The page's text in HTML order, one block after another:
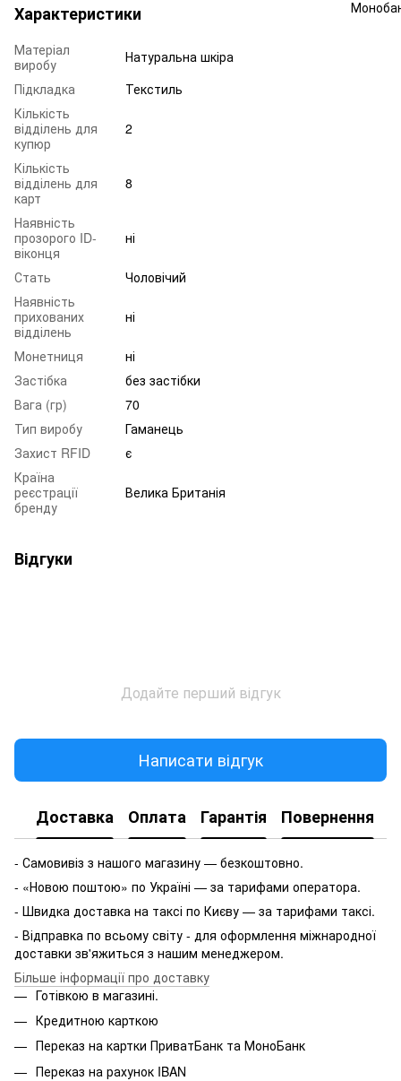
Характеристики
Матеріал
виробу
Натуральна шкіра
Підкладка
Текстиль
Кількість
відділень для
купюр
2
Кількість
відділень для
карт
8
Наявність
прозорого ID-
віконця
ні
Стать
Чоловічий
Наявність
прихованих
відділень
ні
Монетниця
ні
Застібка
без застібки
Вага (гр)
70
Тип виробу
Гаманець
Захист RFID
є
Країна
реєстрації
бренду
Велика Британія
Відгуки
Додайте перший відгук
Написати відгук
Доставка Оплата Гарантія Повернення
- Самовивіз з нашого магазину — безкоштовно.
- «Новою поштою» по Україні — за тарифами оператора.
- Швидка доставка на таксі по Києву — за тарифами таксі.
- Відправка по всьому світу - для оформлення міжнародної
доставки зв'яжиться з нашим менеджером.
Більше інформації про доставку
Готівкою в магазині.
Кредитною карткою
Переказ на картки ПриватБанк та МоноБанк
Переказ на рахунок IBAN